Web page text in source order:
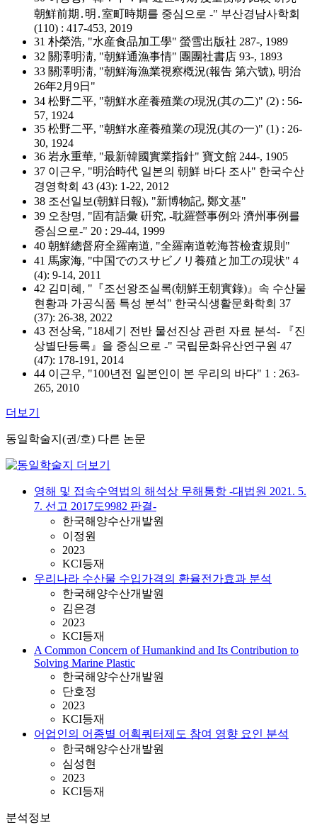
朝鮮前期․明․室町時期를 중심으로 -" 부산경남사학회
(110) : 417-453, 2019
31 朴榮浩, "水産食品加工學" 螢雪出版社 287-, 1989
32 關澤明淸, "朝鮮通漁事情" 團團社書店 93-, 1893
33 關澤明淸, "朝鮮海漁業視察槪況(報告 第六號), 明治
26年2月9日"
34 松野二平, "朝鮮水産養殖業の現況(其の二)" (2) : 56-
57, 1924
35 松野二平, "朝鮮水産養殖業の現況(其の一)" (1) : 26-
30, 1924
36 岩永重華, "最新韓國實業指針" 寶文館 244-, 1905
37 이근우, "明治時代 일본의 朝鮮 바다 조사" 한국수산
경영학회 43 (43): 1-22, 2012
38 조선일보(朝鮮日報), "新博物記, 鄭文基"
39 오창명, "固有語彙 硏究, -耽羅營事例와 濟州事例를
중심으로-" 20 : 29-44, 1999
40 朝鮮總督府全羅南道, "全羅南道乾海苔檢査規則"
41 馬家海, "中国でのスサビノリ養殖と加工の現状" 4
(4): 9-14, 2011
42 김미혜, "『조선왕조실록(朝鮮王朝實錄)』속 수산물
현황과 가공식품 특성 분석" 한국식생활문화학회 37
(37): 26-38, 2022
43 전상욱, "18세기 전반 물선진상 관련 자료 분석- 『진
상별단등록』을 중심으로 -" 국립문화유산연구원 47
(47): 178-191, 2014
44 이근우, "100년전 일본인이 본 우리의 바다" 1 : 263-
265, 2010
더보기
동일학술지(권/호) 다른 논문
영해 및 접속수역법의 해석상 무해통항 -대법원 2021. 5.
7. 선고 2017도9982 판결-
한국해양수산개발원
이정원
2023
KCI등재
우리나라 수산물 수입가격의 환율전가효과 분석
한국해양수산개발원
김은경
2023
KCI등재
A Common Concern of Humankind and Its Contribution to
Solving Marine Plastic
한국해양수산개발원
단호정
2023
KCI등재
어업인의 어종별 어획쿼터제도 참여 영향 요인 분석
한국해양수산개발원
심성현
2023
KCI등재
분석정보